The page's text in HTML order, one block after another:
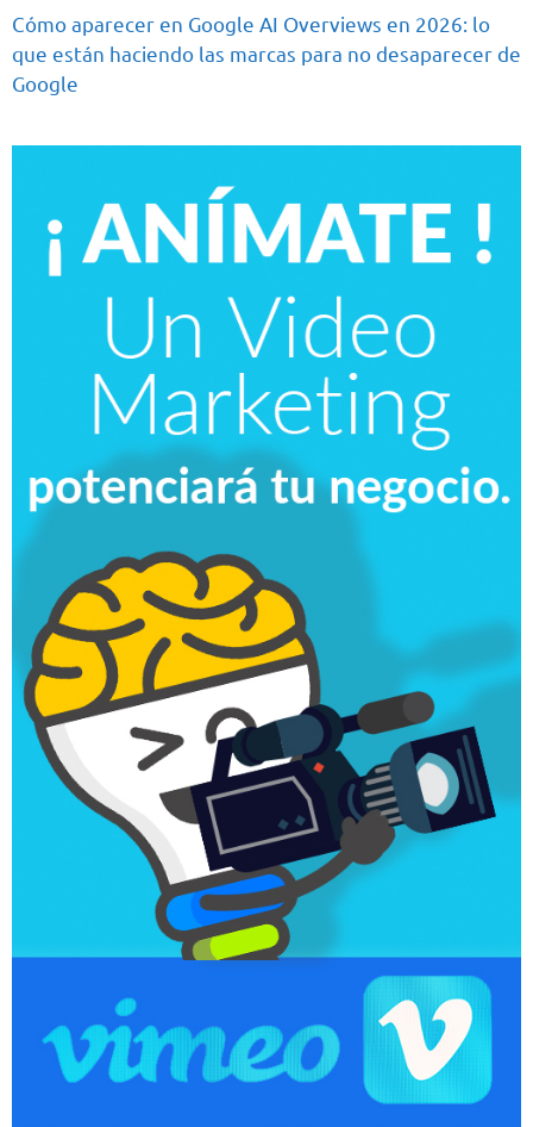
Cómo aparecer en Google AI Overviews en 2026: lo
que están haciendo las marcas para no desaparecer de
Google